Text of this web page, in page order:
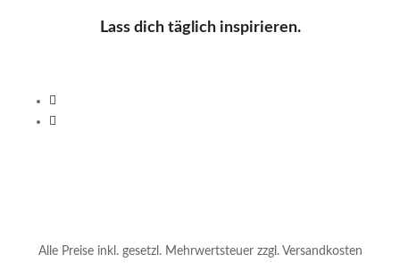
Lass dich täglich inspirieren.
Alle Preise inkl. gesetzl. Mehrwertsteuer zzgl. Versandkosten